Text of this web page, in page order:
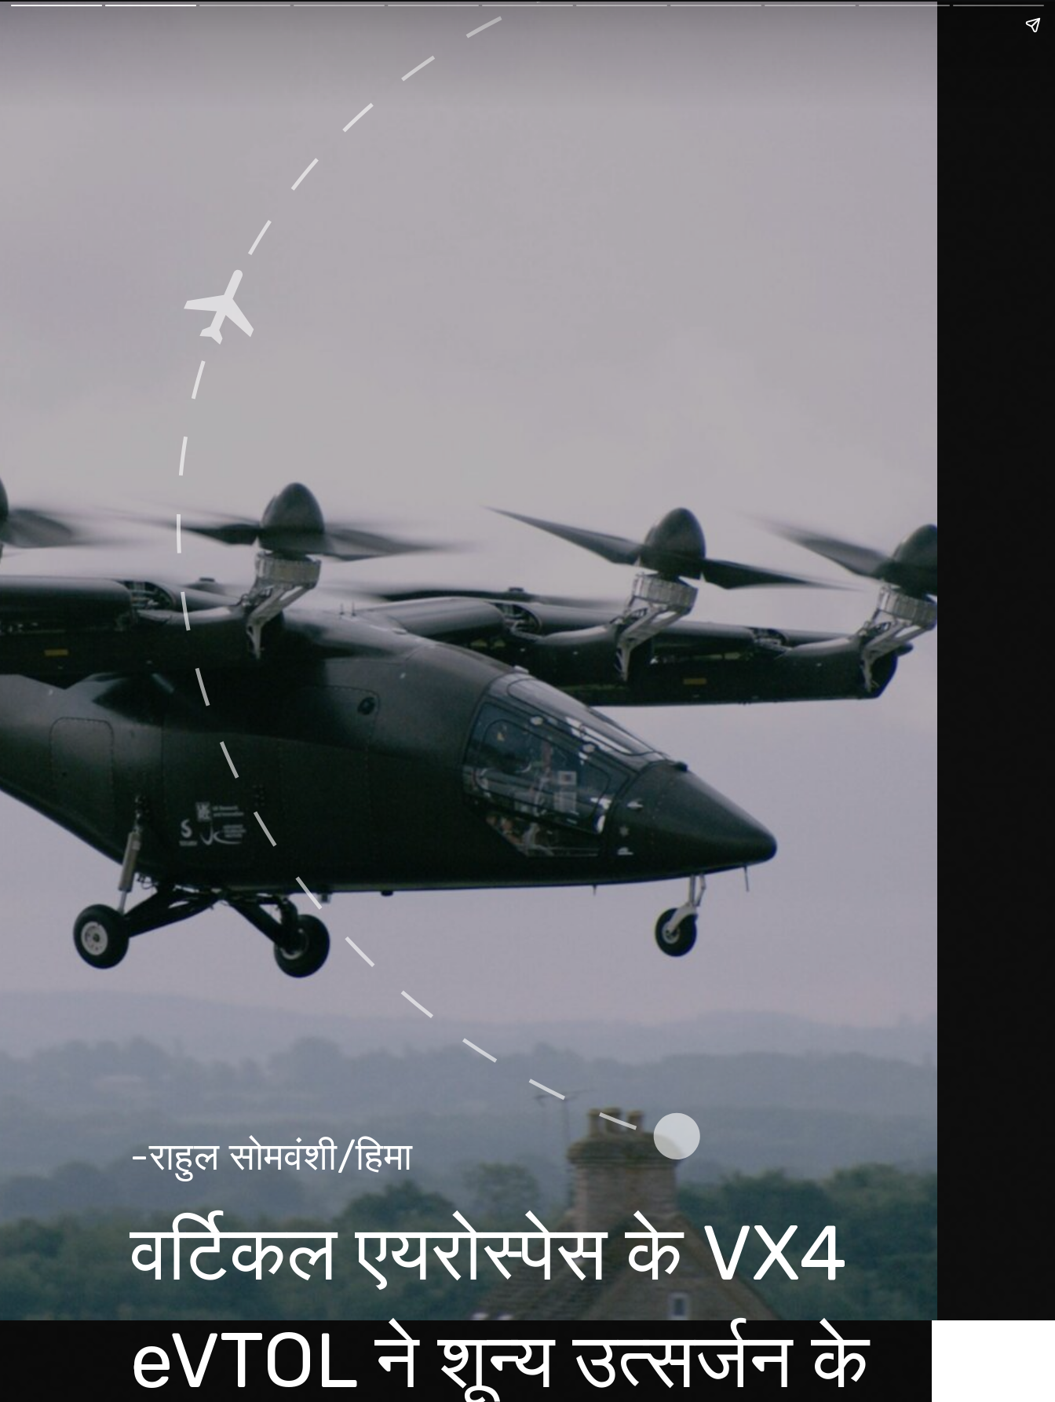
-राहुल सोमवंशी/हिमा
वर्टिकल एयरोस्पेस के VX4
eVTOL ने शून्य उत्सर्जन के